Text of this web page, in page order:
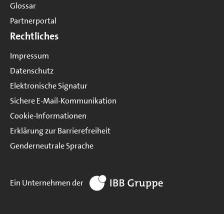
Glossar
Partnerportal
Rechtliches
Impressum
Datenschutz
Elektronische Signatur
Sichere E-Mail-Kommunikation
Cookie-Informationen
Erklärung zur Barrierefreiheit
Genderneutrale Sprache
zur Website IBB Gruppe
Ein Unternehmen der